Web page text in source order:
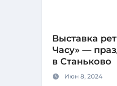
Выставка
Часу» — праздник для всей семьи
в Станьково
Июн 8, 2024